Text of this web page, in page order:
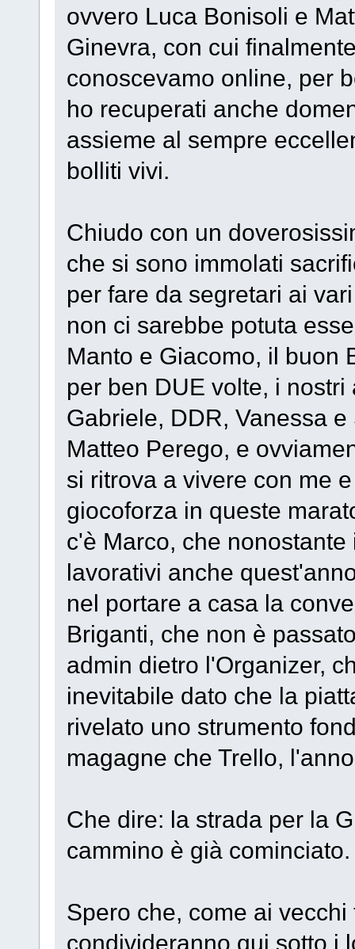
ovvero Luca Bonisoli e
Ginevra, con cui
conoscevamo online, per
ho recuperati anche
assieme al sempre
bolliti vivi.
Chiudo con un
che si sono immolati
per fare da segretari ai
non ci sarebbe potuta
Manto e Giacomo, il buon
per ben DUE volte, i
Gabriele, DDR, Vanessa
Matteo Perego, e
si ritrova a vivere con me
giocoforza in queste
c'è Marco, che
lavorativi anche
nel portare a casa la
Briganti, che non è
admin dietro l'Organizer,
inevitabile dato che la
rivelato uno strumento
magagne che Trello,
Che dire: la strada per la
cammino è già cominciato.
Spero che, come ai
condivideranno qui sotto i